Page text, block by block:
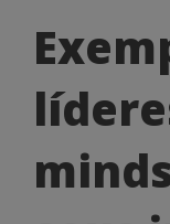
de
líderes
com
mindset